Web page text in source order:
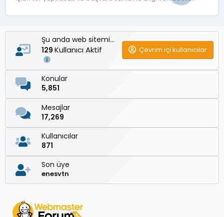
Şu anda web sitemizde
129 Kullanıcı Aktif Çevrim içi kullanıcılar
Konular
5,851
Mesajlar
17,269
Kullanıcılar
871
Son üye
enesvtn